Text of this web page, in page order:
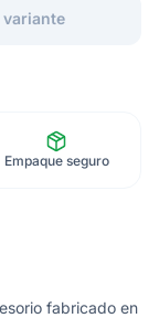
Empaque seguro
fabricado en